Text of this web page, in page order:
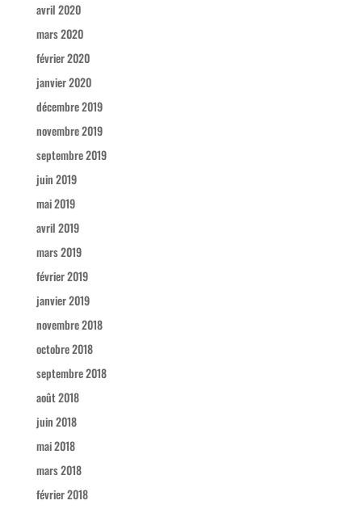
avril 2020
mars 2020
février 2020
janvier 2020
décembre 2019
novembre 2019
septembre 2019
juin 2019
mai 2019
avril 2019
mars 2019
février 2019
janvier 2019
novembre 2018
octobre 2018
septembre 2018
août 2018
juin 2018
mai 2018
mars 2018
février 2018